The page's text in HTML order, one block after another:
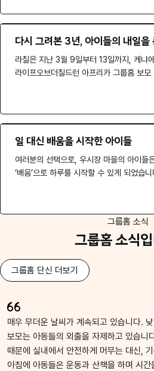
다시 그려본 3년, 아이들의 내일을
라칠은 지난 3월 9일부터 13일까지, 케냐
라이프오브더칠드런 아프리카 그룹홈 보모
일 대신 배움을 시작한 아이들
여러분의 선택으로, 우시장 마을의 아이들
‘배움’으로 하루를 시작할 수 있게 되었습니
그룹홈 소식
그룹홈 소식
그룹홈 단신 더보기
매우 무더운 날씨가 계속되고 있습니다.
보모는 아동들의 외출을 자제하고 있습니
때문에 실내에서 안전하게 머무는 대신,
아침에 아동들은 운동과 산책을 하며 시